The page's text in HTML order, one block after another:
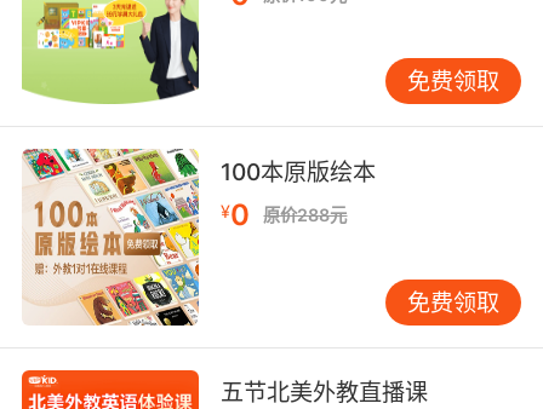
文化原真性与可理解性。 本地化改造需兼顾语言
习惯与认知模式。任天堂《动物森友会》中文版
将Turnip Trading译为大头菜交易，既保留作物
名称又符合中文语境。VIPKID在节日主题游戏
中，将Easter Egg Hunt转化为彩蛋寻宝，并加入
粽子、月饼等文化符号的双语对照，使东西方节
日元素有机融合。 四、技术赋能新趋势 AI工具正
在重塑术语学习方式。科大讯飞2023教育科技报
告显示，生成式AI可将游戏剧情文本的术语注释
效率提升7倍。VIPKID自主研发的Gamified
Lexicon系统，能自动识别游戏脚本中的生词，根
据CEFR标准生成分级学习任务，并实时追踪学员
免费领取
100本原版绘本
¥0 原价288元
免费领取
五节北美外教直播课